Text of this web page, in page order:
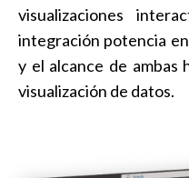
visualizaciones
integración potencia
y el alcance de ambas
visualización de datos.